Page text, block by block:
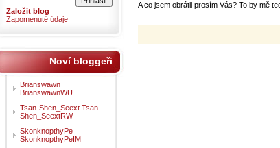
A co jsem obrátil prosím Vás? To by mě
Založit blog
Zapomenuté údaje
Noví bloggeři
Brianswawn
BrianswawnWU
Tsan-Shen_Seext Tsan-
Shen_SeextRW
SkonknopthyPe
SkonknopthyPeIM